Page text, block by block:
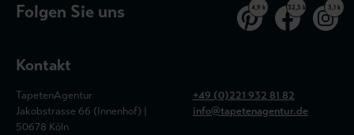
Folgen Sie uns 4,9 k 32,5 k 3,1 k
Kontakt
TapetenAgentur
Jakobstrasse 66 (Innenhof) |
50678 Köln
+49 (0)221 932 81 82
info@tapetenagentur.de